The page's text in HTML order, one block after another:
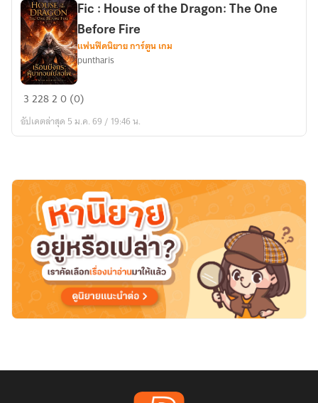
Fic
House
Dragon:
The
One
Before
Fire
Fic : House of the Dragon: The One
Before Fire
แฟนฟิคนิยาย การ์ตูน เกม
puntharis
322820 (0)
อัปเดตล่าสุด 5 ม.ค. 69 / 19:46 น.